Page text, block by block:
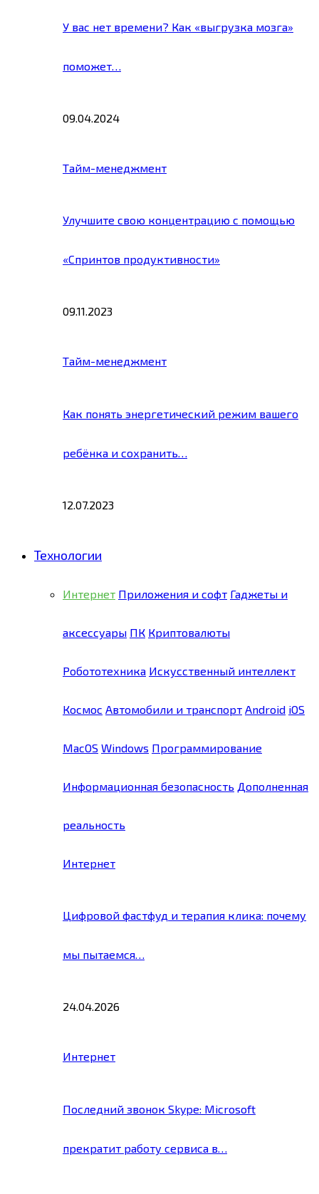
У вас нет времени? Как «выгрузка мозга»
поможет…
09.04.2024
Тайм-менеджмент
Улучшите свою концентрацию с помощью
«Спринтов продуктивности»
09.11.2023
Тайм-менеджмент
Как понять энергетический режим вашего
ребёнка и сохранить…
12.07.2023
Технологии
Интернет Приложения и софт Гаджеты и
аксессуары ПК Криптовалюты
Робототехника Искусственный интеллект
Космос Автомобили и транспорт Android iOS
MacOS Windows Программирование
Информационная безопасность Дополненная
реальность
Интернет
Цифровой фастфуд и терапия клика: почему
мы пытаемся…
24.04.2026
Интернет
Последний звонок Skype: Microsoft
прекратит работу сервиса в…